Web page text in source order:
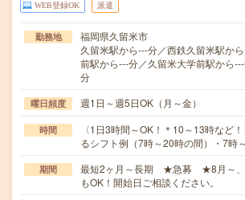
WEB登録OK 派遣
勤務地
福岡県久留米市
久留米駅から---分／西鉄久留米駅か
前駅から---分／久留米大学前駅から
分
曜日頻度 週1日～週5日OK（月～金）
時間
〈1日3時間～OK！＊10～13時など
るシフト例（7時～20時の間）・7時
期間
最短2ヶ月～長期 ★急募 ★8月～、
もOK！開始日ご相談ください。